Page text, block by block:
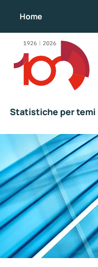
Home
Statistiche per temi